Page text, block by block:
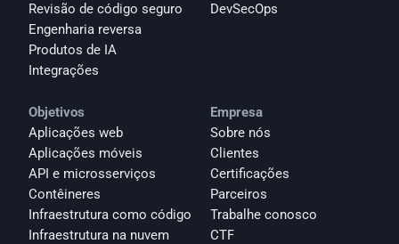
Revisão de código seguro
Engenharia reversa
Produtos de IA
Integrações
DevSecOps
Objetivos
Aplicações web
Aplicações móveis
API e microsserviços
Contêineres
Infraestrutura como código
Infraestrutura na nuvem
Empresa
Sobre nós
Clientes
Certificações
Parceiros
Trabalhe conosco
CTF